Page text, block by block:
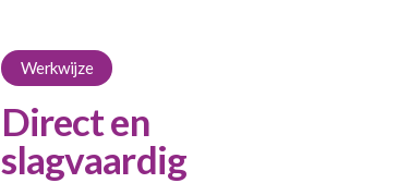
Werkwijze
Direct en
slagvaardig